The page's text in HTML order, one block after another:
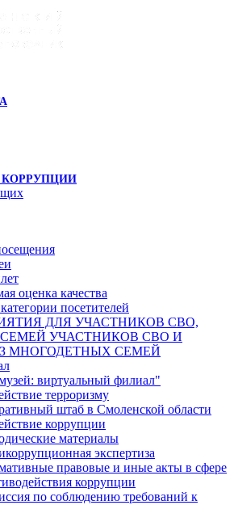
КОРРУПЦИИ
оценка качества
посетителей
ДЛЯ УЧАСТНИКОВ СВО,
УЧАСТНИКОВ СВО И
МНОГОДЕТНЫХ СЕМЕЙ
виртуальный филиал"
терроризму
штаб в Смоленской области
коррупции
материалы
экспертиза
правовые и иные акты в сфере
коррупции
по соблюдению требований к